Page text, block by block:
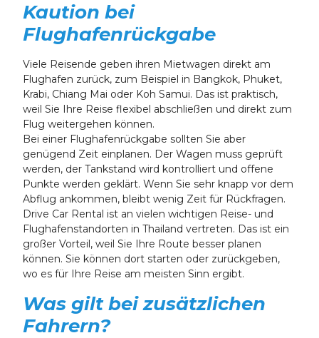
Kaution bei
Flughafenrückgabe
Viele Reisende geben ihren Mietwagen direkt am
Flughafen zurück, zum Beispiel in Bangkok, Phuket,
Krabi, Chiang Mai oder Koh Samui. Das ist praktisch,
weil Sie Ihre Reise flexibel abschließen und direkt zum
Flug weitergehen können.
Bei einer Flughafenrückgabe sollten Sie aber
genügend Zeit einplanen. Der Wagen muss geprüft
werden, der Tankstand wird kontrolliert und offene
Punkte werden geklärt. Wenn Sie sehr knapp vor dem
Abflug ankommen, bleibt wenig Zeit für Rückfragen.
Drive Car Rental ist an vielen wichtigen Reise- und
Flughafenstandorten in Thailand vertreten. Das ist ein
großer Vorteil, weil Sie Ihre Route besser planen
können. Sie können dort starten oder zurückgeben,
wo es für Ihre Reise am meisten Sinn ergibt.
Was gilt bei zusätzlichen
Fahrern?